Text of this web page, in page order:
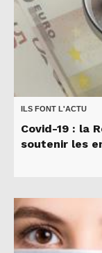
ILS FONT L'ACTU
Covid-19 : la
soutenir les